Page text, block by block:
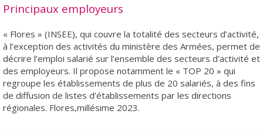
Principaux employeurs
« Flores » (INSEE), qui couvre la totalité des secteurs d’activité,
à l’exception des activités du ministère des Armées, permet de
décrire l’emploi salarié sur l’ensemble des secteurs d’activité et
des employeurs. Il propose notamment le « TOP 20 » qui
regroupe les établissements de plus de 20 salariés, à des fins
de diffusion de listes d’établissements par les directions
régionales. Flores,millésime 2023.